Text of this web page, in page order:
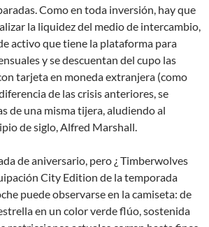
Como en toda inversión, hay que
la liquidez del medio de intercambio,
activo que tiene la plataforma para
y se descuentan del cupo las
tarjeta en moneda extranjera (como
de las crisis anteriores, se
de una misma tijera, aludiendo al
de siglo, Alfred Marshall.
de aniversario, pero ¿ Timberwolves
City Edition de la temporada
puede observarse en la camiseta: de
en un color verde flúo, sostenida